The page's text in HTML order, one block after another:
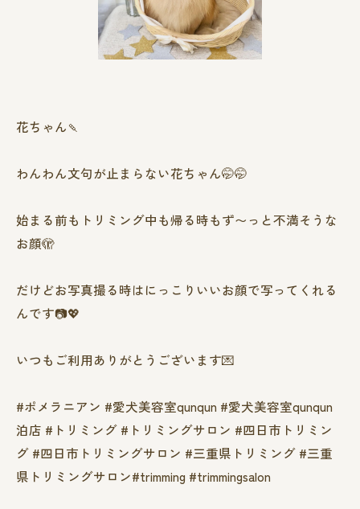
花ちゃん🍡
わんわん文句が止まらない花ちゃん🤭🤭
始まる前もトリミング中も帰る時もず〜っと不満そうな
お顔🫣
だけどお写真撮る時はにっこりいいお顔で写ってくれる
んです📷💖
いつもご利用ありがとうございます💌
#ポメラニアン #愛犬美容室qunqun #愛犬美容室qunqun
泊店 #トリミング #トリミングサロン #四日市トリミン
グ #四日市トリミングサロン #三重県トリミング #三重
県トリミングサロン#trimming #trimmingsalon